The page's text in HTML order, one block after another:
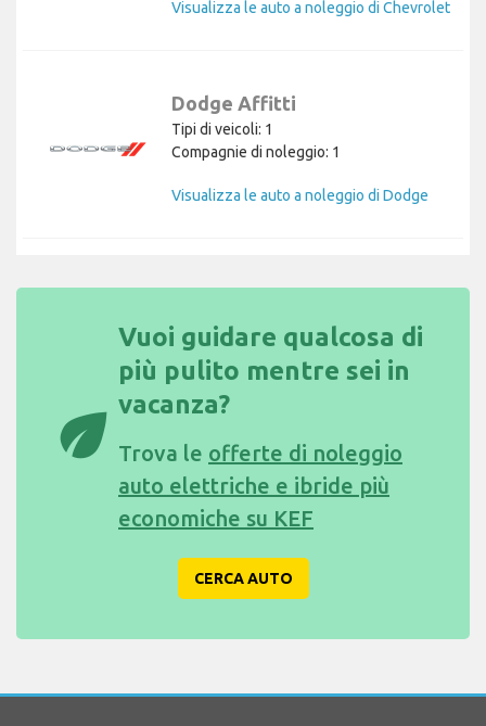
Visualizza le auto a noleggio di Chevrolet
Dodge Affitti
Tipi di veicoli: 1
Compagnie di noleggio: 1
Visualizza le auto a noleggio di Dodge
eco
Vuoi guidare qualcosa di
più pulito mentre sei in
vacanza?
Trova le offerte di noleggio
auto elettriche e ibride più
economiche su KEF
CERCA AUTO